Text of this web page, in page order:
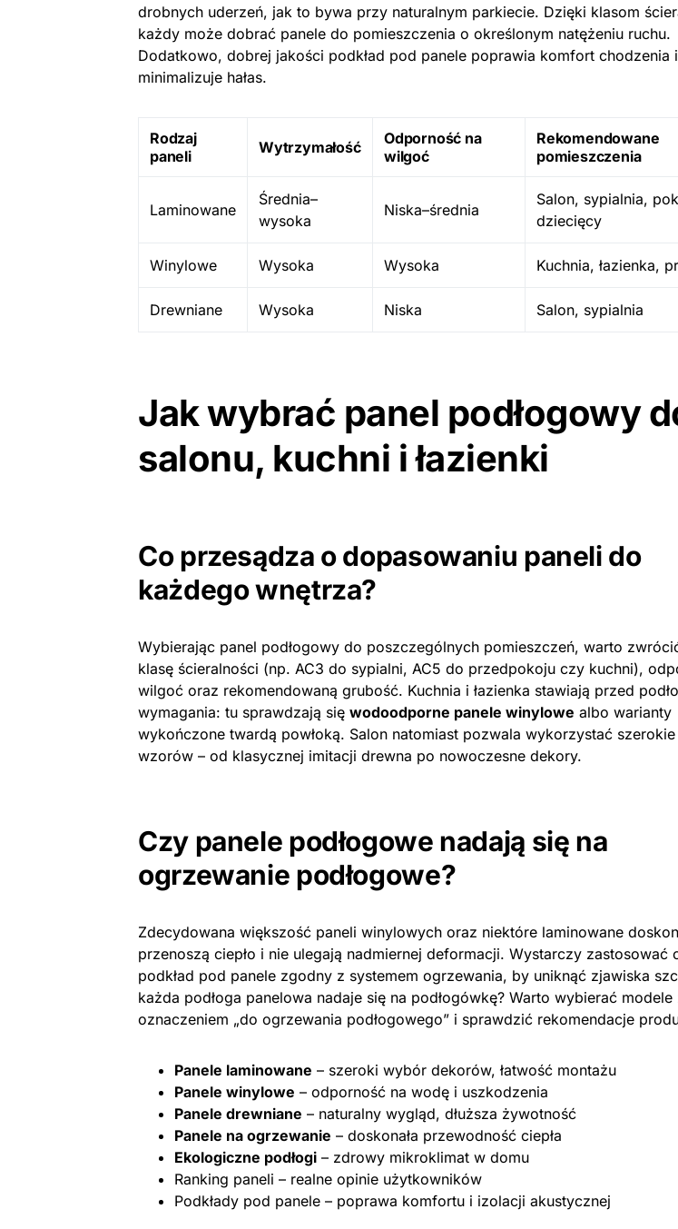
drobnych uderzeń, jak to bywa przy naturalnym parkiecie. Dzięki klasom
każdy może dobrać panele do pomieszczenia o określonym natężeniu ruchu.
Dodatkowo, dobrej jakości podkład pod panele poprawia komfort chodzenia i
minimalizuje hałas.
Rodzaj
paneli
Wytrzymałość
Odporność na
wilgoć
Rekomendowane
pomieszczenia
Laminowane
Średnia–
wysoka
Niska–średnia
Salon, sypialnia,
dziecięcy
Winylowe Wysoka Wysoka Kuchnia, łazienka,
Drewniane Wysoka Niska Salon, sypialnia
Jak wybrać panel podłogowy
salonu, kuchni i łazienki
Co przesądza o dopasowaniu paneli do
każdego wnętrza?
Wybierając panel podłogowy do poszczególnych pomieszczeń, warto
klasę ścieralności (np. AC3 do sypialni, AC5 do przedpokoju czy kuchni),
wilgoć oraz rekomendowaną grubość. Kuchnia i łazienka stawiają przed
wymagania: tu sprawdzają się wodoodporne panele winylowe albo warianty
wykończone twardą powłoką. Salon natomiast pozwala wykorzystać
wzorów – od klasycznej imitacji drewna po nowoczesne dekory.
Czy panele podłogowe nadają się na
ogrzewanie podłogowe?
Zdecydowana większość paneli winylowych oraz niektóre laminowane
przenoszą ciepło i nie ulegają nadmiernej deformacji. Wystarczy zastosować
podkład pod panele zgodny z systemem ogrzewania, by uniknąć zjawiska
każda podłoga panelowa nadaje się na podłogówkę? Warto wybierać modele
oznaczeniem „do ogrzewania podłogowego” i sprawdzić rekomendacje
Panele laminowane – szeroki wybór dekorów, łatwość montażu
Panele winylowe – odporność na wodę i uszkodzenia
Panele drewniane – naturalny wygląd, dłuższa żywotność
Panele na ogrzewanie – doskonała przewodność ciepła
Ekologiczne podłogi – zdrowy mikroklimat w domu
Ranking paneli – realne opinie użytkowników
Podkłady pod panele – poprawa komfortu i izolacji akustycznej